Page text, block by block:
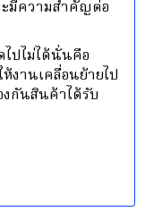
ะมีความสำคัญต่อ
ปไม่ได้นั่นคือ
งานเคลื่อนย้ายไป
งกันสินค้าได้รับ